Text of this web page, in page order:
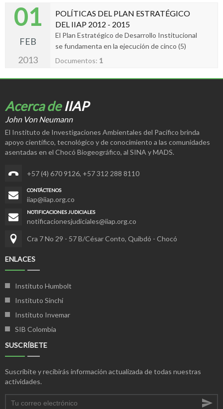
de desarrollo de infraestructura física, la cual se
orienta, además de solucionar problemas en
esta materia, a adecuar la institución a los retos
que se avecinan.
01
FEB
2013
POLÍTICAS DEL PLAN ESTRATÉGICO
DEL IIAP 2012 - 2015
El Plan Estratégico de Desarrollo Institucional
se fundamenta en la ejecución de cinco (5)
políticas generales a saber, saneamiento legal y
aprovechamiento del talento humano regional,
pertinente y de interés social y gestión
oportuna del conocimiento, cuyas
características se describen a continuación.
Documentos: 1
Acerca deIIAP
John Von Neumann
El Instituto de Investigaciones Ambientales del Pacífico brinda
apoyo científico, tecnológico y de conocimiento a las comunidades
asentadas en el Chocó Biogeográfico, al SINA y MADS.
+57 (4) 670 9126, +57 312 288 8110
CONTÁCTENOS
iiap@iiap.org.co
NOTIFICACIONES JUDICIALES
notificacionesjudiciales@iiap.org.co
Cra 7 No 29 - 57 B/César Conto, Quibdó - Chocó
ENLACES
Instituto Humbolt
Instituto Sinchi
Instituto Invemar
SIB Colombia
SUSCRÍBETE
Suscríbite y recibirás información actualizada de todas nuestras
actividades.